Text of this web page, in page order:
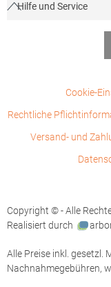
Hilfe und Service
Cookie-
Rechtliche
Versand- und
Copyright © - Alle
Realisiert durch
Alle Preise inkl. gesetzl.
Nachnahmegebühren,